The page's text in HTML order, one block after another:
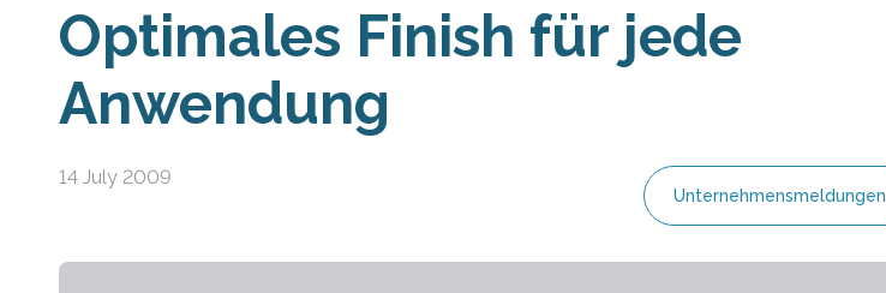
Optimales Finish für jede
Anwendung
14 July 2009
Unternehmensmeldungen